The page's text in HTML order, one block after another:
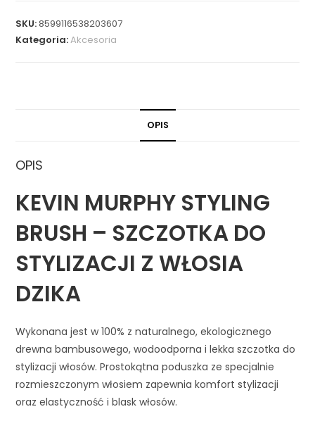
SKU:8599116538203607
Kategoria:Akcesoria
OPIS
OPIS
KEVIN MURPHY STYLING
BRUSH – SZCZOTKA DO
STYLIZACJI Z WŁOSIA
DZIKA
Wykonana jest w 100% z naturalnego, ekologicznego
drewna bambusowego, wodoodporna i lekka szczotka do
stylizacji włosów. Prostokątna poduszka ze specjalnie
rozmieszczonym włosiem zapewnia komfort stylizacji
oraz elastyczność i blask włosów.